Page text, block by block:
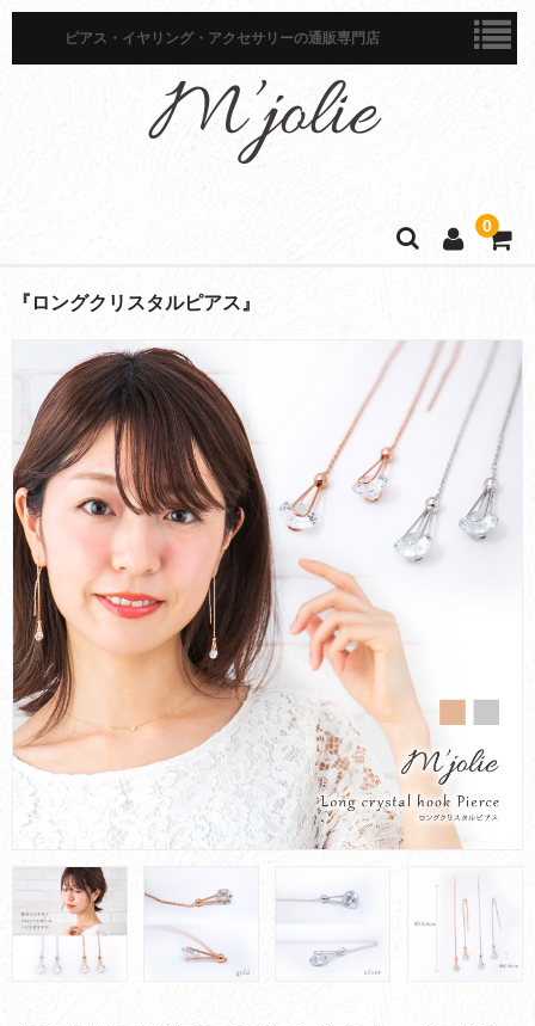
ピアス・イヤリング・アクセサリーの通販専門店
0
ホーム
商品一覧
ピアス
イヤリング
イヤーカフ
お買い物ガイド
会社概要
お問い合わせ
採用情報
『ロングクリスタルピアス』